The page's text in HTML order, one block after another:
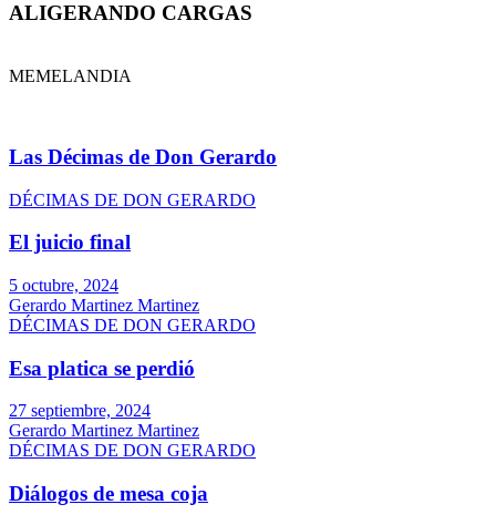
ALIGERANDO CARGAS
MEMELANDIA
Las Décimas de Don Gerardo
DÉCIMAS DE DON GERARDO
El juicio final
5 octubre, 2024
Gerardo Martinez Martinez
DÉCIMAS DE DON GERARDO
Esa platica se perdió
27 septiembre, 2024
Gerardo Martinez Martinez
DÉCIMAS DE DON GERARDO
Diálogos de mesa coja